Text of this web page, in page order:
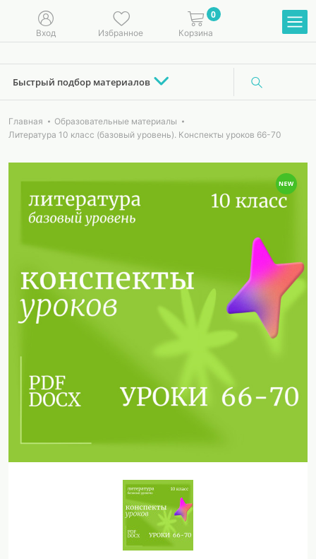
Вход Избранное
0
Корзина
Быстрый подбор материалов
Главная
Образовательные материалы
Литература 10 класс (базовый уровень). Конспекты уроков 66-70